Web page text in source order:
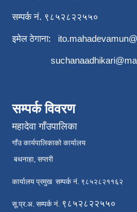
सम्पर्क नं. ९८५२८२२५५०
इमेल ठेगाना:
सम्पर्क विवरण
महादेवा गाँउपालिका
गाँउ कार्यपालिकाको कार्यालय
बथनाहा, सप्तरी
कार्यालय प्रमुख सम्पर्क नं. ९८५२८२११६२
सू.प्र.अ. सम्पर्क नं. ९८५२८२२५५०